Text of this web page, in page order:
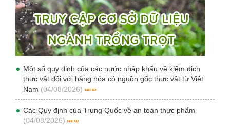
Một số quy định của các nước nhập khẩu về kiểm dịch
thực vật đối với hàng hóa có nguồn gốc thực vật từ Việt
Nam (04/08/2026)
Các Quy định của Trung Quốc về an toàn thực phẩm
(04/08/2026)